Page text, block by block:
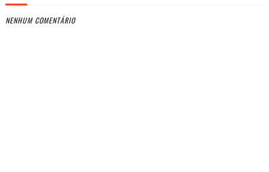
NENHUM COMENTÁRIO